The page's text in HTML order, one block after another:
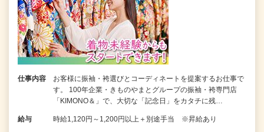
仕事内容
お客様に振袖・袴選びとコーディネートを提案するお仕事で
す。 100年企業・きものやまとグループの振袖・袴専門店
「KIMONO＆」で、大切な「記念日」をカタチに残…
給与 時給1,120円～1,200円以上＋別途手当 ※昇給あり